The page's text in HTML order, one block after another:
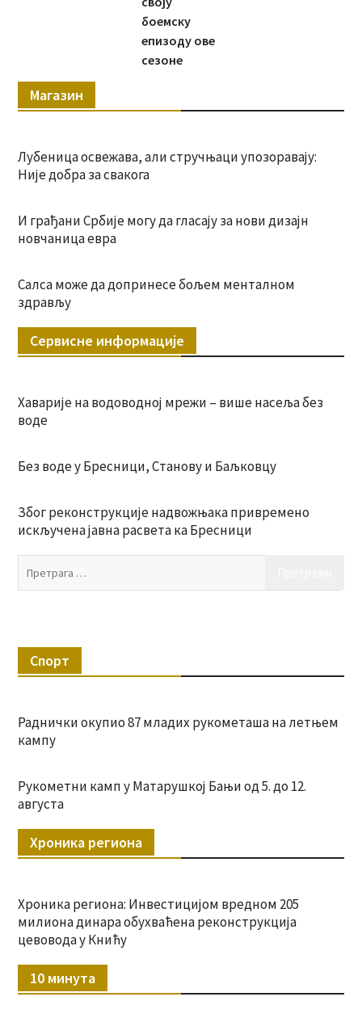
боемску
епизоду ове
сезоне
Магазин
Лубеница освежава, али стручњаци упозоравају:
Није добра за свакога
И грађани Србије могу да гласају за нови дизајн
новчаница евра
Салса може да допринесе бољем менталном
здрављу
Сервисне информације
Хаварије на водоводној мрежи – више насеља без
воде
Без воде у Бресници, Станову и Баљковцу
Због реконструкције надвожњака привремено
искључена јавна расвета ка Бресници
Спорт
Раднички окупио 87 младих рукометаша на летњем
кампу
Рукометни камп у Матарушкој Бањи од 5. до 12.
августа
Хроника региона
Хроника региона: Инвестицијом вредном 205
милиона динара обухваћена реконструкција
цевовода у Книћу
10 минута